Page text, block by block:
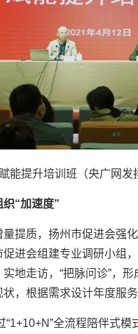
赋能提升培训班（央广网发
“加速度”
提质，扬州市促进会强
进会组建专业调研小组
地走访，“把脉问诊”，
，根据需求设计年度服务
全流程陪伴式